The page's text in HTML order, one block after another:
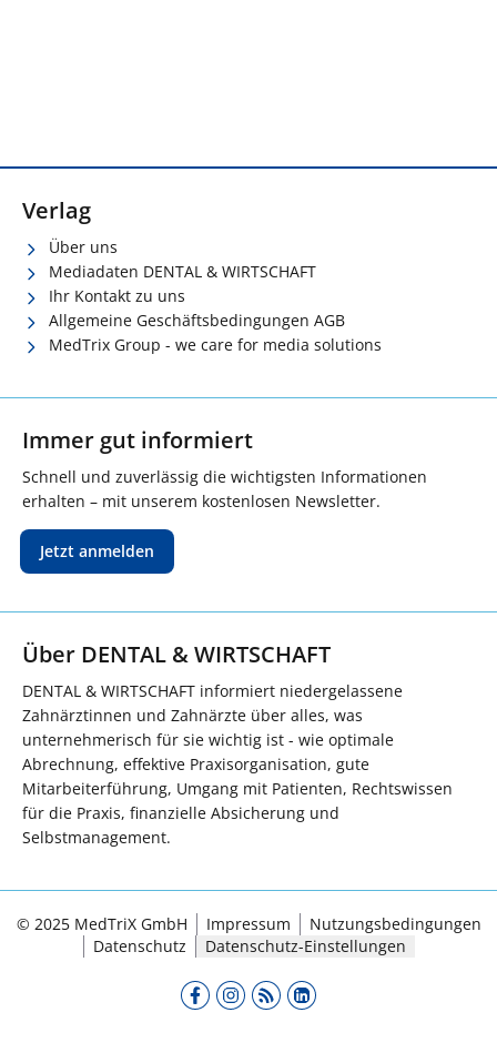
Verlag
Über uns
Mediadaten DENTAL & WIRTSCHAFT
Ihr Kontakt zu uns
Allgemeine Geschäftsbedingungen AGB
MedTrix Group - we care for media solutions
Immer gut informiert
Schnell und zuverlässig die wichtigsten Informationen
erhalten – mit unserem kostenlosen Newsletter.
Jetzt anmelden
Über DENTAL & WIRTSCHAFT
DENTAL & WIRTSCHAFT informiert niedergelassene
Zahnärztinnen und Zahnärzte über alles, was
unternehmerisch für sie wichtig ist - wie optimale
Abrechnung, effektive Praxisorganisation, gute
Mitarbeiterführung, Umgang mit Patienten, Rechtswissen
für die Praxis, finanzielle Absicherung und
Selbstmanagement.
© 2025 MedTriX GmbH Impressum
Nutzungsbedingungen
Datenschutz
Datenschutz-Einstellungen